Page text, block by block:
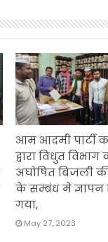
आम आदमी पार्टी
द्वारा विधुत विभाग
अघोषित बिजली
के सम्बंध में ज्ञापन
गया,
May 27, 2023